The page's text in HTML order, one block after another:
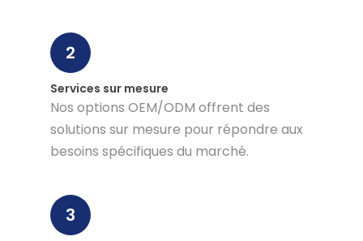
2
Services sur mesure
Nos options OEM/ODM offrent des
solutions sur mesure pour répondre aux
besoins spécifiques du marché.
3